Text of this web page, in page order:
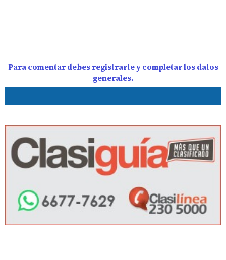
Para comentar debes registrarte y completar los datos
generales.